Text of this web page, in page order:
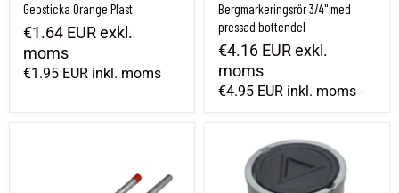
Geosticka Orange Plast
€1.64 EURexkl.
moms
€1.95 EUR inkl. moms
Bergmarkeringsrör 3/4" med
pressad bottendel
€4.16 EURexkl.
moms
€4.95 EUR inkl. moms -
Däcksel med lock, liten bottenplatta